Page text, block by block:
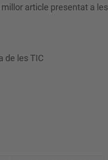
article presentat a
de les TIC